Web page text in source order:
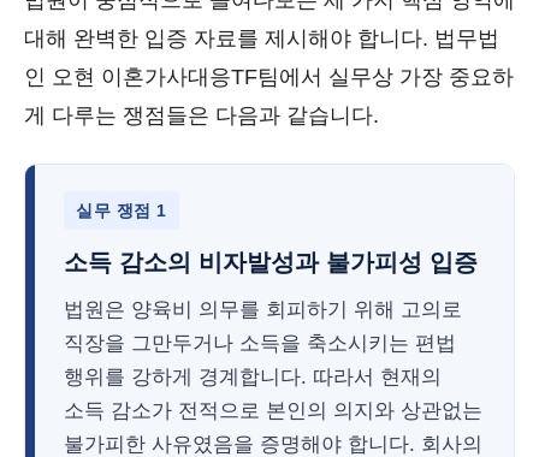
대해 완벽한 입증 자료를 제시해야 합니다. 법무법
인 오현 이혼가사대응TF팀에서 실무상 가장 중요하
게 다루는 쟁점들은 다음과 같습니다.
실무 쟁점 1
소득 감소의 비자발성과 불가피성 입증
법원은 양육비 의무를 회피하기 위해 고의로
직장을 그만두거나 소득을 축소시키는 편법
행위를 강하게 경계합니다. 따라서 현재의
소득 감소가 전적으로 본인의 의지와 상관없는
불가피한 사유였음을 증명해야 합니다. 회사의